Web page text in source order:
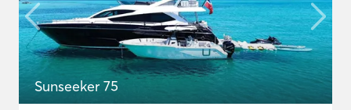
Sunseeker 75